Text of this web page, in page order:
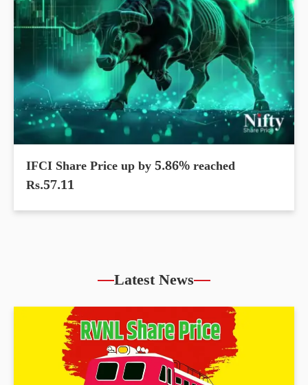
IFCI Share Price up by 5.86% reached
Rs.57.11
Latest News